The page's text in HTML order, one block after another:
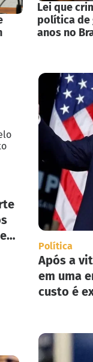
Lei que
política de
anos no
Política
Após a
em uma
custo é
Estados